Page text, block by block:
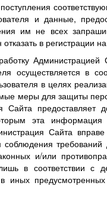
и данные,
им не всех
в регистрации
осуществляется в
в целях
меры для защиты
Сайта предоставляет
эта
Сайта вправе
требований
и/или
в соответствии с
предусмотренных